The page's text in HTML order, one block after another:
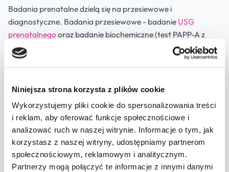
Niniejsza strona korzysta z plików cookie
Wykorzystujemy pliki cookie do spersonalizowania treści
i reklam, aby oferować funkcje społecznościowe i
analizować ruch w naszej witrynie. Informacje o tym, jak
korzystasz z naszej witryny, udostępniamy partnerom
społecznościowym, reklamowym i analitycznym.
Partnerzy mogą połączyć te informacje z innymi danymi
Badania prenatalne dzielą się na przesiewowe i
diagnostyczne. Badania przesiewowe - badanie USG
prenatalnegooraz badanie biochemiczne (test PAPP-A z
oznaczeniem białka PAPP-A i wolnej podjednostki beta-
hCG) - oceniają ryzyko wystąpienia wad genetycznych u
zespół Pataua. Pozwalają też wykryć wady rozwojowe i
nerwowego.
Ważne, by rozumieć ograniczenia tych badań. Nieinwazyjne
badania prenatalne (USG, test PAPP-A, testy wolnego DNA
płodu typu NIFTY) określają ryzyko - nie stawiają